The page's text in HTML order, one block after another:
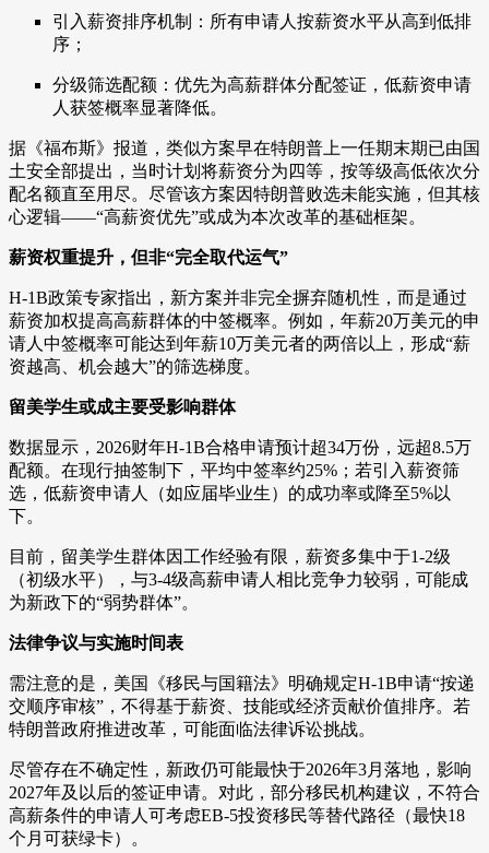
引入薪资排序机制：所有申请人按薪资水平从高到低排
序；
分级筛选配额：优先为高薪群体分配签证，低薪资申请
人获签概率显著降低。
据《福布斯》报道，类似方案早在特朗普上一任期末期已由国
土安全部提出，当时计划将薪资分为四等，按等级高低依次分
配名额直至用尽。尽管该方案因特朗普败选未能实施，但其核
心逻辑——“高薪资优先”或成为本次改革的基础框架。
薪资权重提升，但非“完全取代运气”
H-1B政策专家指出，新方案并非完全摒弃随机性，而是通过
薪资加权提高高薪群体的中签概率。例如，年薪20万美元的申
请人中签概率可能达到年薪10万美元者的两倍以上，形成“薪
资越高、机会越大”的筛选梯度。
留美学生或成主要受影响群体
数据显示，2026财年H-1B合格申请预计超34万份，远超8.5万
配额。在现行抽签制下，平均中签率约25%；若引入薪资筛
选，低薪资申请人（如应届毕业生）的成功率或降至5%以
下。
目前，留美学生群体因工作经验有限，薪资多集中于1-2级
（初级水平），与3-4级高薪申请人相比竞争力较弱，可能成
为新政下的“弱势群体”。
法律争议与实施时间表
需注意的是，美国《移民与国籍法》明确规定H-1B申请“按递
交顺序审核”，不得基于薪资、技能或经济贡献价值排序。若
特朗普政府推进改革，可能面临法律诉讼挑战。
尽管存在不确定性，新政仍可能最快于2026年3月落地，影响
2027年及以后的签证申请。对此，部分移民机构建议，不符合
高薪条件的申请人可考虑EB-5投资移民等替代路径（最快18
个月可获绿卡）。